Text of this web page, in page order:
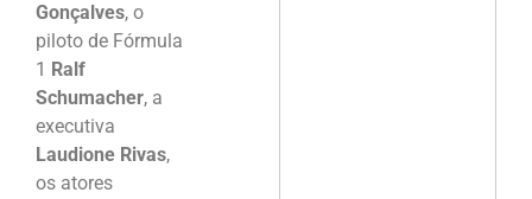
Gonçalves, o
piloto de Fórmula
1 Ralf
Schumacher, a
executiva
Laudione Rivas,
os atores